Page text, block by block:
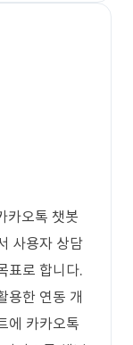
카오톡 챗봇
사용자 상담
표로 합니다.
용한 연동 개
에 카카오톡